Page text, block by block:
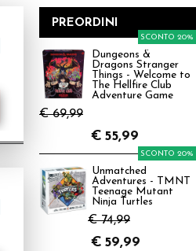
PREORDINI
Dungeons &
Dragons Stranger
Things - Welcome to
The Hellfire Club
Adventure Game
€ 69,99
SCONTO 20%
€ 55,99
Unmatched
Adventures - TMNT
Teenage Mutant
Ninja Turtles
€ 74,99
SCONTO 20%
€ 59,99